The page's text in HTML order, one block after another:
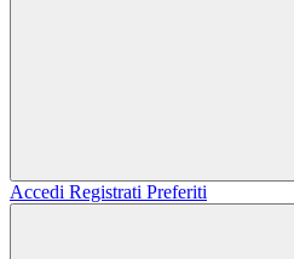
Accedi Registrati Preferiti